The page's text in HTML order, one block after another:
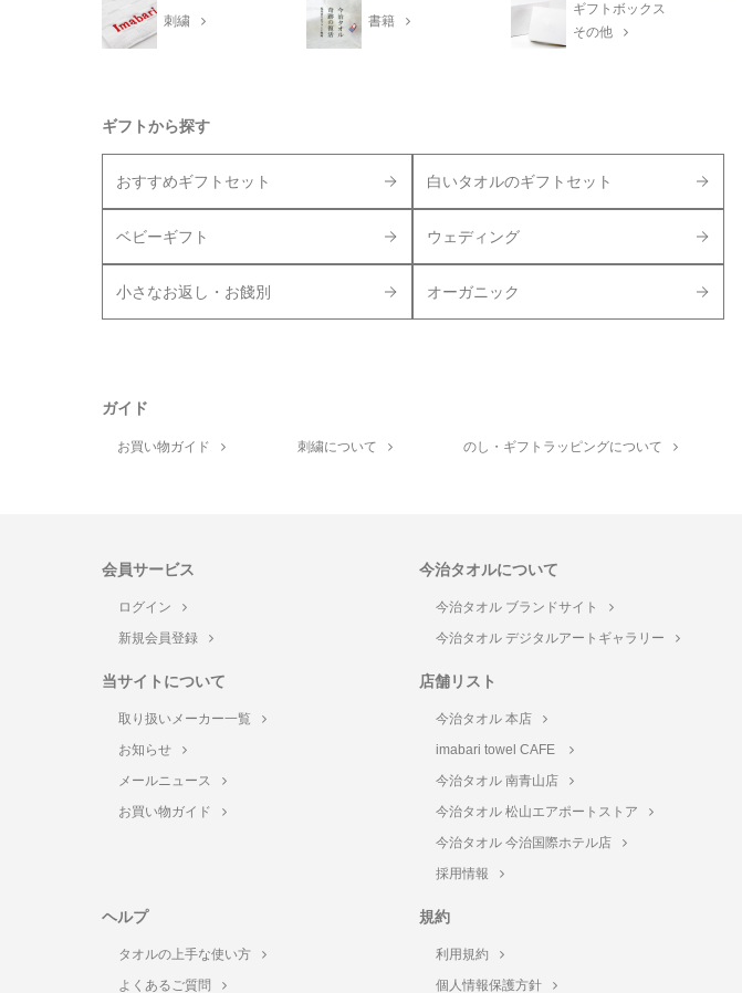
刺繍 書籍
ギフトボックス
その他
ギフトから探す
おすすめギフトセット 白いタオルのギフトセット
ベビーギフト ウェディング
小さなお返し・お餞別 オーガニック
ガイド
お買い物ガイド 刺繍について のし・ギフトラッピングについて
会員サービス
ログイン
新規会員登録
今治タオルについて
今治タオル ブランドサイト
今治タオル デジタルアートギャラリー
当サイトについて
取り扱いメーカー一覧
お知らせ
メールニュース
お買い物ガイド
店舗リスト
今治タオル 本店
imabari towel CAFE
今治タオル 南青山店
今治タオル 松山エアポートストア
今治タオル 今治国際ホテル店
採用情報
ヘルプ
タオルの上手な使い方
よくあるご質問
規約
利用規約
個人情報保護方針